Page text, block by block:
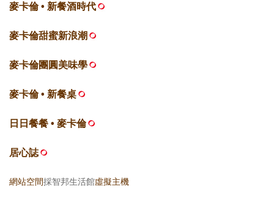
麥卡倫 • 新餐酒時代
麥卡倫甜蜜新浪潮
麥卡倫團圓美味學
麥卡倫 • 新餐桌
日日餐餐 • 麥卡倫
居心誌
網站空間採智邦生活館虛擬主機